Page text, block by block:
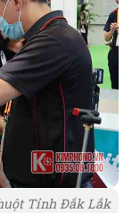
Tỉnh Đắk Lắk